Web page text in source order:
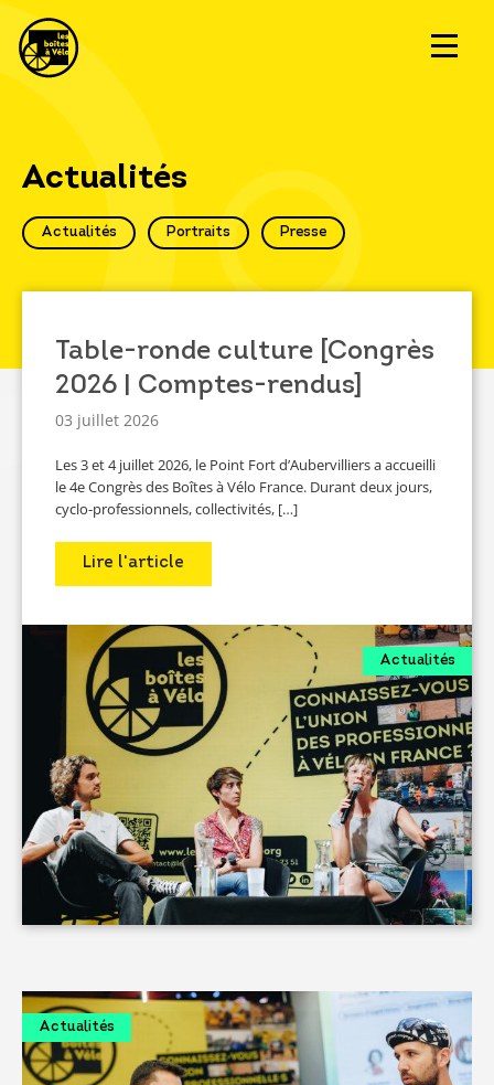
Actualités
Actualités Portraits Presse
Table-ronde culture [Congrès
2026 | Comptes-rendus]
03 juillet 2026
Les 3 et 4 juillet 2026, le Point Fort d’Aubervilliers a accueilli
le 4e Congrès des Boîtes à Vélo France. Durant deux jours,
cyclo-professionnels, collectivités, […]
Lire l'article
Actualités
Actualités